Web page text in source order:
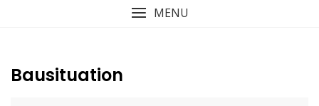
MENU
Bausituation